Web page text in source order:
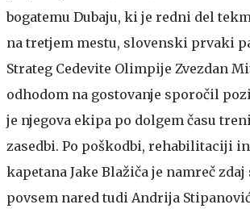
bogatemu Dubaju, ki je redni del
na tretjem mestu, slovenski prvaki
Strateg Cedevite Olimpije Zvezdan
odhodom na gostovanje sporočil
je njegova ekipa po dolgem času
zasedbi. Po poškodbi, rehabilitaciji
kapetana Jake Blažiča je namreč
povsem nared tudi Andrija